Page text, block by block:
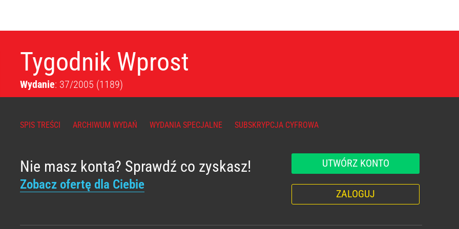
Tygodnik Wprost
Wydanie: 37/2005 (1189)
SPIS TREŚCI ARCHIWUM WYDAŃ WYDANIA SPECJALNE SUBSKRYPCJA CYFROWA
Nie masz konta? Sprawdź co zyskasz!
Zobacz ofertę dla Ciebie
UTWÓRZ KONTO
ZALOGUJ